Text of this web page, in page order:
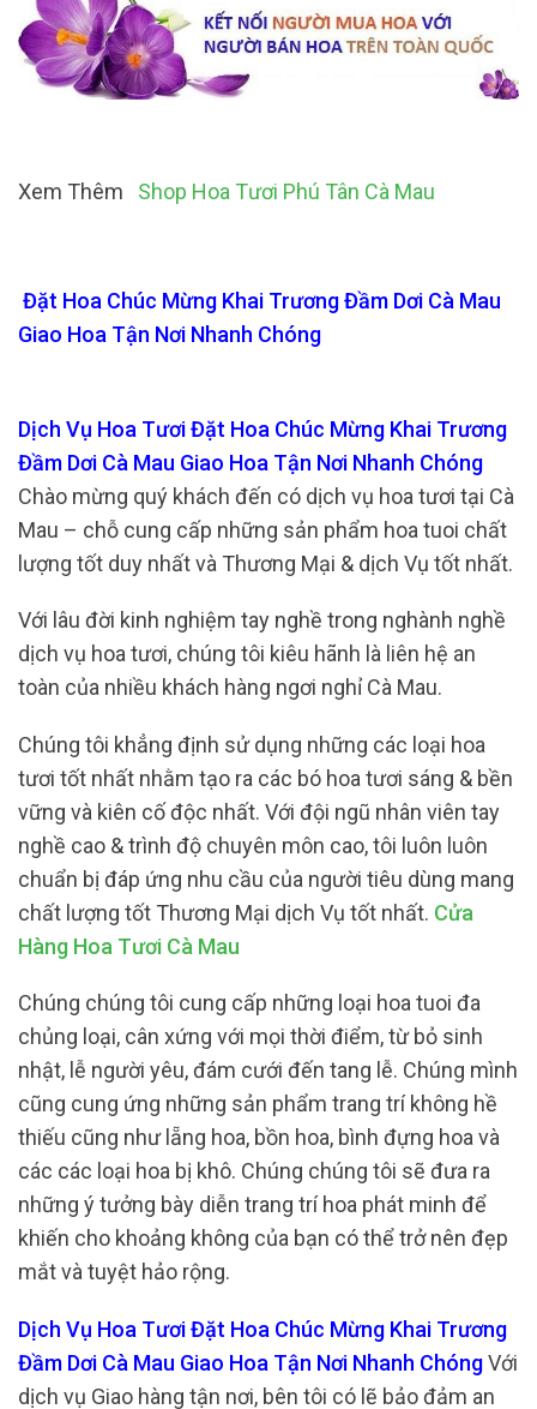
Xem Thêm Shop Hoa Tươi Phú Tân Cà Mau
Đặt Hoa Chúc Mừng Khai Trương Đầm Dơi Cà Mau
Giao Hoa Tận Nơi Nhanh Chóng
Dịch Vụ Hoa Tươi Đặt Hoa Chúc Mừng Khai Trương
Đầm Dơi Cà Mau Giao Hoa Tận Nơi Nhanh Chóng
Chào mừng quý khách đến có dịch vụ hoa tươi tại Cà
Mau – chỗ cung cấp những sản phẩm hoa tuoi chất
lượng tốt duy nhất và Thương Mại & dịch Vụ tốt nhất.
Với lâu đời kinh nghiệm tay nghề trong nghành nghề
dịch vụ hoa tươi, chúng tôi kiêu hãnh là liên hệ an
toàn của nhiều khách hàng ngơi nghỉ Cà Mau.
Chúng tôi khẳng định sử dụng những các loại hoa
tươi tốt nhất nhằm tạo ra các bó hoa tươi sáng & bền
vững và kiên cố độc nhất. Với đội ngũ nhân viên tay
nghề cao & trình độ chuyên môn cao, tôi luôn luôn
chuẩn bị đáp ứng nhu cầu của người tiêu dùng mang
chất lượng tốt Thương Mại dịch Vụ tốt nhất. Cửa
Hàng Hoa Tươi Cà Mau
Chúng chúng tôi cung cấp những loại hoa tuoi đa
chủng loại, cân xứng với mọi thời điểm, từ bỏ sinh
nhật, lễ người yêu, đám cưới đến tang lễ. Chúng mình
cũng cung ứng những sản phẩm trang trí không hề
thiếu cũng như lẵng hoa, bồn hoa, bình đựng hoa và
các các loại hoa bị khô. Chúng chúng tôi sẽ đưa ra
những ý tưởng bày diễn trang trí hoa phát minh để
khiến cho khoảng không của bạn có thể trở nên đẹp
mắt và tuyệt hảo rộng.
Dịch Vụ Hoa Tươi Đặt Hoa Chúc Mừng Khai Trương
Đầm Dơi Cà Mau Giao Hoa Tận Nơi Nhanh ChóngVới
dịch vụ Giao hàng tận nơi, bên tôi có lẽ bảo đảm an